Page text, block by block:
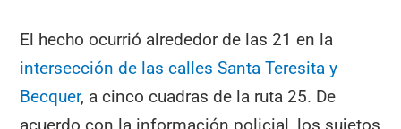
El hecho ocurrió alrededor de las 21 en la
intersección de las calles Santa Teresita y
Becquer, a cinco cuadras de la ruta 25. De
acuerdo con la información policial, los sujetos